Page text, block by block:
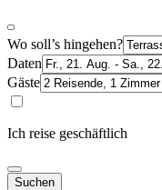
Wo soll’s hingehen?
Daten
Gäste
Ich reise geschäftlich
Suchen